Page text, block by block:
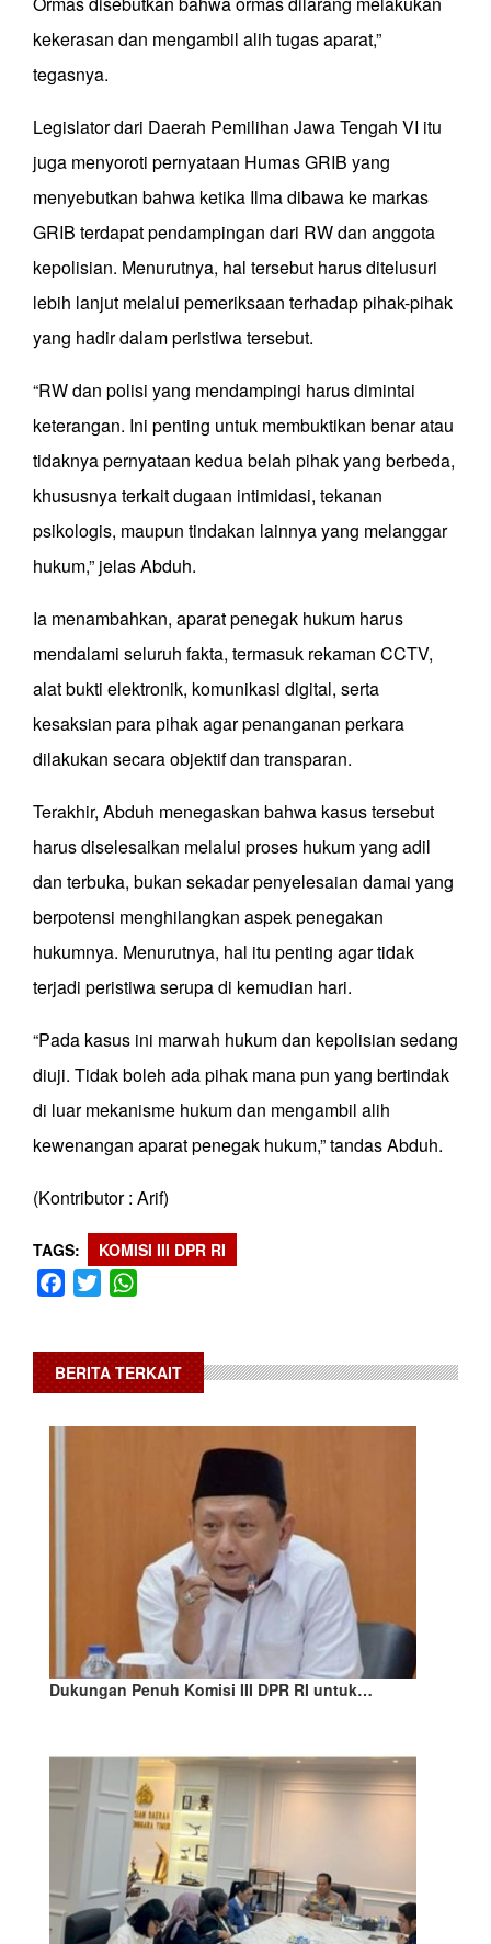
kekerasan dan mengambil alih tugas aparat,”
tegasnya.
Legislator dari Daerah Pemilihan Jawa Tengah VI itu
juga menyoroti pernyataan Humas GRIB yang
menyebutkan bahwa ketika Ilma dibawa ke markas
GRIB terdapat pendampingan dari RW dan anggota
kepolisian. Menurutnya, hal tersebut harus ditelusuri
lebih lanjut melalui pemeriksaan terhadap pihak-pihak
yang hadir dalam peristiwa tersebut.
“RW dan polisi yang mendampingi harus dimintai
keterangan. Ini penting untuk membuktikan benar atau
tidaknya pernyataan kedua belah pihak yang berbeda,
khususnya terkait dugaan intimidasi, tekanan
psikologis, maupun tindakan lainnya yang melanggar
hukum,” jelas Abduh.
Ia menambahkan, aparat penegak hukum harus
mendalami seluruh fakta, termasuk rekaman CCTV,
alat bukti elektronik, komunikasi digital, serta
kesaksian para pihak agar penanganan perkara
dilakukan secara objektif dan transparan.
Terakhir, Abduh menegaskan bahwa kasus tersebut
harus diselesaikan melalui proses hukum yang adil
dan terbuka, bukan sekadar penyelesaian damai yang
berpotensi menghilangkan aspek penegakan
hukumnya. Menurutnya, hal itu penting agar tidak
terjadi peristiwa serupa di kemudian hari.
“Pada kasus ini marwah hukum dan kepolisian sedang
diuji. Tidak boleh ada pihak mana pun yang bertindak
di luar mekanisme hukum dan mengambil alih
kewenangan aparat penegak hukum,” tandas Abduh.
(Kontributor : Arif)
TAGS KOMISI III DPR RI
Facebook
Twitter
BERITA TERKAIT
Dukungan Penuh Komisi III DPR RI untuk…